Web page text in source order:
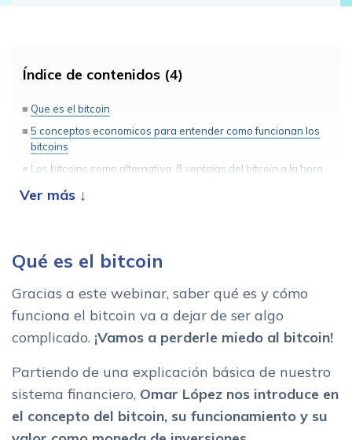
Índice de contenidos (4)
Que es el bitcoin
5 conceptos economicos para entender como funcionan los
bitcoins
Los bitcoins como alternativa: 8 ventajas del bitcoin a la hora
Qué es el bitcoin
Gracias a este webinar, saber qué es y cómo
funciona el bitcoin va a dejar de ser algo
complicado. ¡Vamos a perderle miedo al bitcoin!
Partiendo de una explicación básica de nuestro
sistema financiero, Omar López nos introduce en
el concepto del bitcoin, su funcionamiento y su